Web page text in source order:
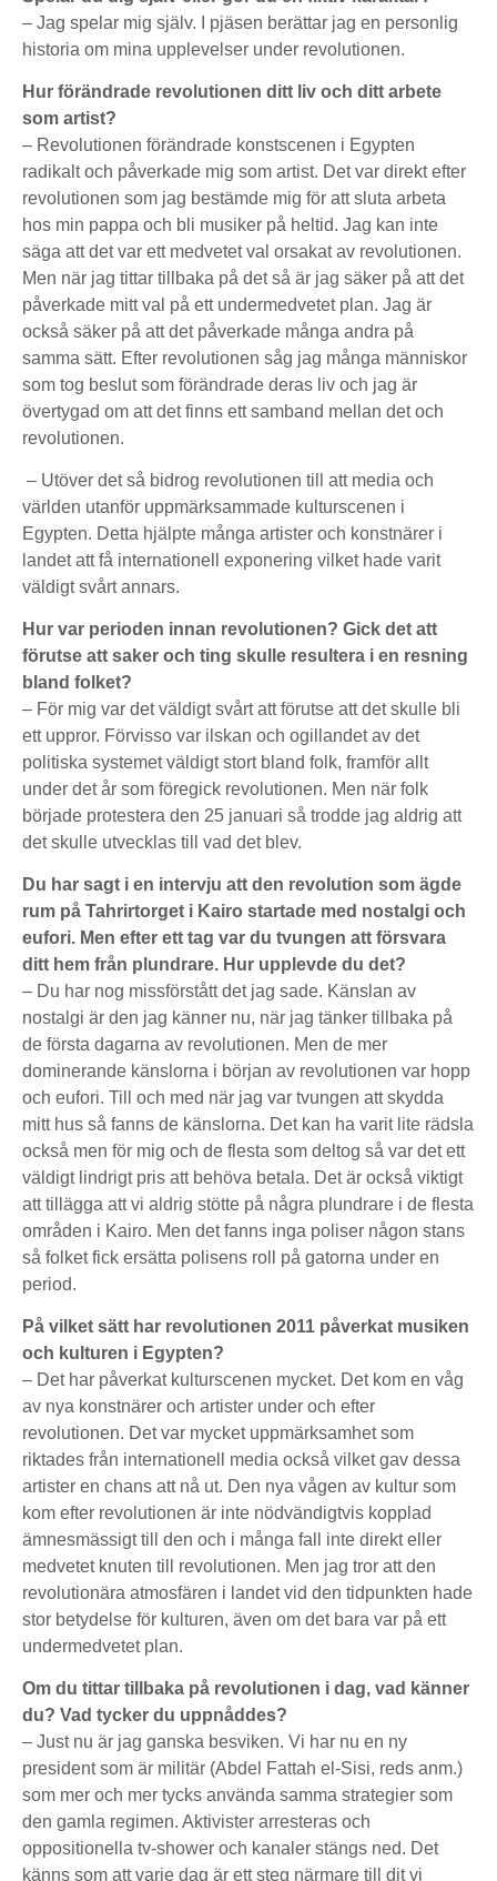
– Jag spelar mig själv. I pjäsen berättar jag en personlig
historia om mina upplevelser under revolutionen.
Hur förändrade revolutionen ditt liv och ditt arbete
som artist?
– Revolutionen förändrade konstscenen i Egypten
radikalt och påverkade mig som artist. Det var direkt efter
revolutionen som jag bestämde mig för att sluta arbeta
hos min pappa och bli musiker på heltid. Jag kan inte
säga att det var ett medvetet val orsakat av revolutionen.
Men när jag tittar tillbaka på det så är jag säker på att det
påverkade mitt val på ett undermedvetet plan. Jag är
också säker på att det påverkade många andra på
samma sätt. Efter revolutionen såg jag många människor
som tog beslut som förändrade deras liv och jag är
övertygad om att det finns ett samband mellan det och
revolutionen.
­ – Utöver det så bidrog revolutionen till att media och
världen utanför uppmärksammade kulturscenen i
Egypten. Detta hjälpte många artister och konstnärer i
landet att få internationell exponering vilket hade varit
väldigt svårt annars.
Hur var perioden innan revolutionen? Gick det att
förutse att saker och ting skulle resultera i en resning
bland folket?
– För mig var det väldigt svårt att förutse att det skulle bli
ett uppror. Förvisso var ilskan och ogillandet av det
politiska systemet väldigt stort bland folk, framför allt
under det år som föregick revolutionen. Men när folk
började protestera den 25 januari så trodde jag aldrig att
det skulle utvecklas till vad det blev.
Du har sagt i en intervju att den revolution som ägde
rum på Tahrirtorget i Kairo startade med nostalgi och
eufori. Men efter ett tag var du tvungen att försvara
ditt hem från plundrare. Hur upplevde du det?
– Du har nog missförstått det jag sade. Känslan av
nostalgi är den jag känner nu, när jag tänker tillbaka på
de första dagarna av revolutionen. Men de mer
dominerande känslorna i början av revolutionen var hopp
och eufori. Till och med när jag var tvungen att skydda
mitt hus så fanns de känslorna. Det kan ha varit lite rädsla
också men för mig och de flesta som deltog så var det ett
väldigt lindrigt pris att behöva betala. Det är också viktigt
att tillägga att vi aldrig stötte på några plundrare i de flesta
områden i Kairo. Men det fanns inga poliser någon stans
så folket fick ersätta polisens roll på gatorna under en
period.
På vilket sätt har revolutionen 2011 påverkat musiken
och kulturen i Egypten?
– Det har påverkat kulturscenen mycket. Det kom en våg
av nya konstnärer och artister under och efter
revolutionen. Det var mycket uppmärksamhet som
riktades från internationell media också vilket gav dessa
artister en chans att nå ut. Den nya vågen av kultur som
kom efter revolutionen är inte nödvändigtvis kopplad
ämnesmässigt till den och i många fall inte direkt eller
medvetet knuten till revolutionen. Men jag tror att den
revolutionära atmosfären i landet vid den tidpunkten hade
stor betydelse för kulturen, även om det bara var på ett
undermedvetet plan.
Om du tittar tillbaka på revolutionen i dag, vad känner
du? Vad tycker du uppnåddes?
– Just nu är jag ganska besviken. Vi har nu en ny
president som är militär (Abdel Fattah el-Sisi, reds anm.)
som mer och mer tycks använda samma strategier som
den gamla regimen. Aktivister arresteras och
oppositionella tv-shower och kanaler stängs ned. Det
känns som att varje dag är ett steg närmare till dit vi